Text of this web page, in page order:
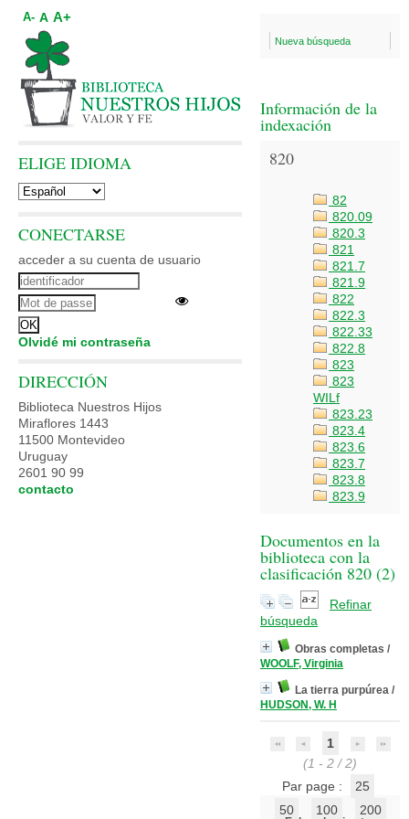
Nueva búsqueda
Información de la
indexación
820
82
820.09
820.3
821
821.7
821.9
822
822.3
822.33
822.8
823
823
WILf
823.23
823.4
823.6
823.7
823.8
823.9
Documentos en la
biblioteca con la
clasificación 820 (2)
Refinar
búsqueda
Obras completas /
WOOLF, Virginia
La tierra purpúrea /
HUDSON, W. H
1
(1 - 2 / 2)
Par page :
25
50
100 200
A- A A+
ELIGE IDIOMA
CONECTARSE
acceder a su cuenta de usuario
Olvidé mi contraseña
DIRECCIÓN
Biblioteca Nuestros Hijos
Miraflores 1443
11500 Montevideo
Uruguay
2601 90 99
contacto